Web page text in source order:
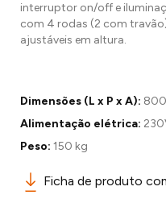
interruptor on/off e
com 4 rodas (2 com
ajustáveis em altura.
Dimensões (L x P x A):
Alimentação elétrica:
Peso: 150 kg
Ficha de produto